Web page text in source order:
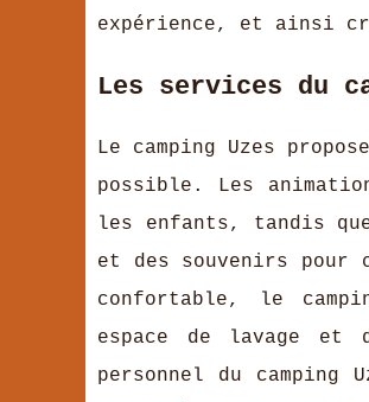
expérience, et ainsi
Les services du
Le camping Uzes
possible. Les
les enfants, tandis
et des souvenirs pour
confortable, le
espace de lavage
personnel du